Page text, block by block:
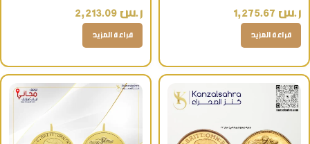
فاخرة
ر.س
قراءة المزيد
ر.س
قراءة المزيد